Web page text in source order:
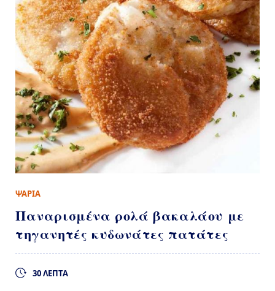
ΨΑΡΙΑ
Παναρισμένα ρολά βακαλάου με
τηγανητές κυδωνάτες πατάτες
30 ΛΕΠΤΑ